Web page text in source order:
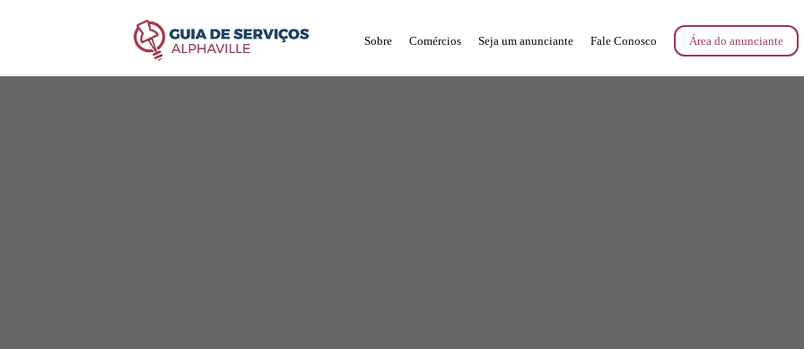
Sobre Comércios Seja um anunciante Fale Conosco Área do anunciante